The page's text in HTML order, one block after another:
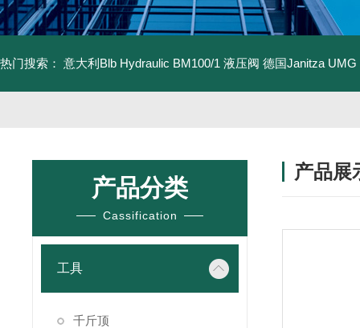
热门搜索： 意大利Blb Hydraulic BM100/1 液压阀 德国Janitza UMG
产品分类
Cassification
工具
千斤顶
产品展